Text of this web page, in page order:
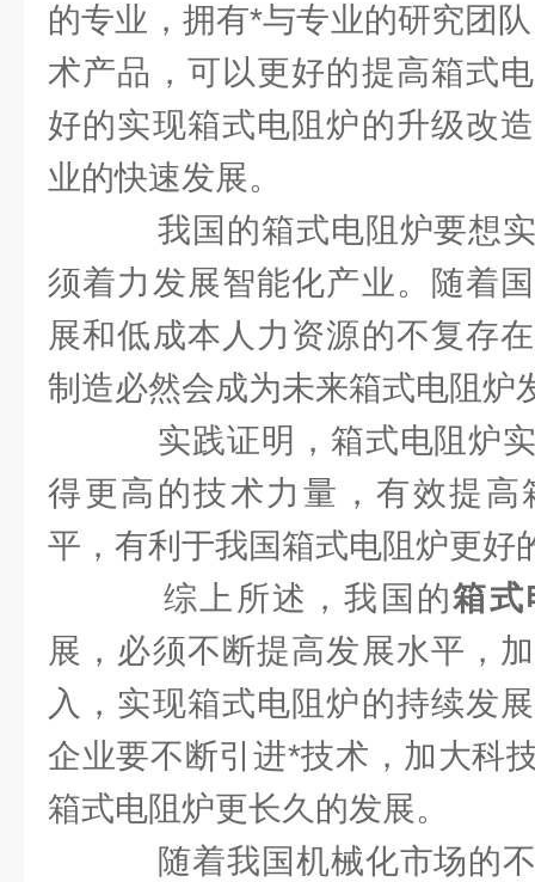
的专业，拥有*与专业的研究团
术产品，可以更好的提高箱式
好的实现箱式电阻炉的升级改
业的快速发展。
我国的箱式电阻炉要想
须着力发展智能化产业。随着
展和低成本人力资源的不复存
制造必然会成为未来箱式电阻炉
实践证明，箱式电阻炉
得更高的技术力量，有效提高
平，有利于我国箱式电阻炉更好
综上所述，我国的箱式
展，必须不断提高发展水平，
入，实现箱式电阻炉的持续发
企业要不断引进*技术，加大科
箱式电阻炉更长久的发展。
随着我国机械化市场的